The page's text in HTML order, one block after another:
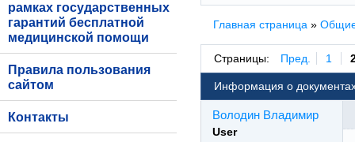
рамках государственных
гарантий бесплатной
медицинской помощи
Правила пользования
сайтом
Контакты
Главная страница »
Страницы: Пред. 1
Информация о
Володин Владимир
User